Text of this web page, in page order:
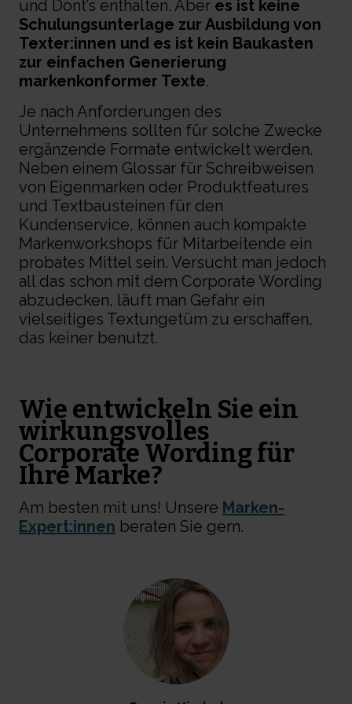
und Dont’s enthalten. Aber es ist keine
Schulungsunterlage zur Ausbildung von
Texter:innen und es ist kein Baukasten
zur einfachen Generierung
markenkonformer Texte.
Je nach Anforderungen des
Unternehmens sollten für solche Zwecke
ergänzende Formate entwickelt werden.
Neben einem Glossar für Schreibweisen
von Eigenmarken oder Produktfeatures
und Textbausteinen für den
Kundenservice, können auch kompakte
Markenworkshops für Mitarbeitende ein
probates Mittel sein. Versucht man jedoch
all das schon mit dem Corporate Wording
abzudecken, läuft man Gefahr ein
vielseitiges Textungetüm zu erschaffen,
das keiner benutzt.
Wie entwickeln Sie ein
wirkungsvolles
Corporate Wording für
Ihre Marke?
Am besten mit uns! Unsere Marken-
Expert:innen beraten Sie gern.